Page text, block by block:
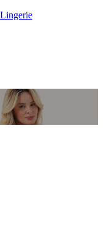
Lingerie